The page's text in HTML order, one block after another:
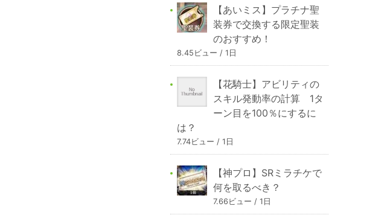
【あいミス】プラチナ聖
装券で交換する限定聖装
のおすすめ！
8.45ビュー / 1日
【花騎士】アビリティの
スキル発動率の計算 1タ
ーン目を100％にするに
は？
7.74ビュー / 1日
【神プロ】SRミラチケで
何を取るべき？
7.66ビュー / 1日